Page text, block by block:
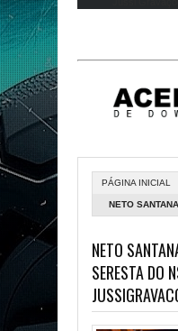
BEATS PAREDÃO 16.0
PÁGINA INICIAL
NETO
NETO
SERESTA DO